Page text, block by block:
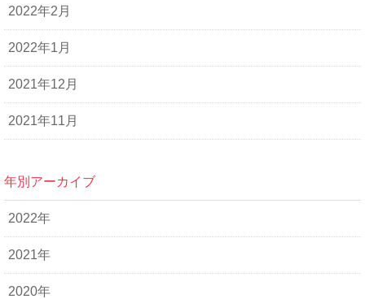
2022年2月
2022年1月
2021年12月
2021年11月
年別アーカイブ
2022年
2021年
2020年